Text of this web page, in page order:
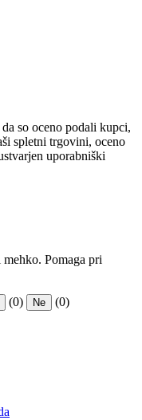
so oceno podali kupci,
spletni trgovini, oceno
uporabniški
Pomaga pri
(0) Ne (0)